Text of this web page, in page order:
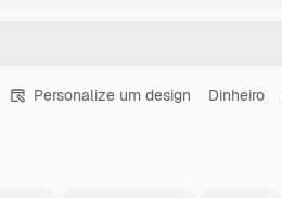
Personalize um design Dinheiro